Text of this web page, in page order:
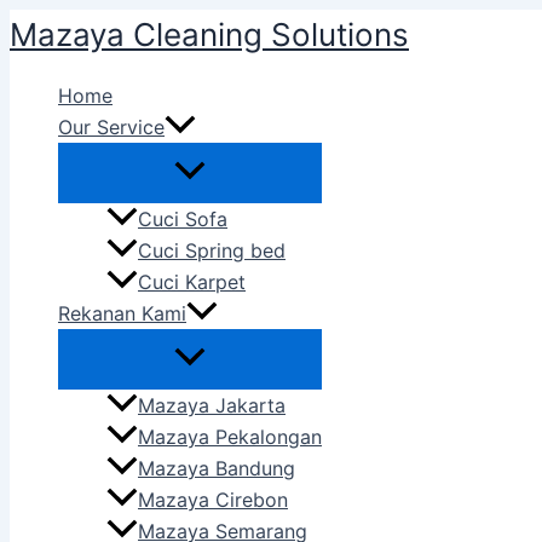
to
Mazaya Cleaning Solutions
Home
Our Service
Cuci Sofa
Cuci Spring bed
Cuci Karpet
Rekanan Kami
Mazaya Jakarta
Mazaya Pekalongan
Mazaya Bandung
Mazaya Cirebon
Mazaya Semarang